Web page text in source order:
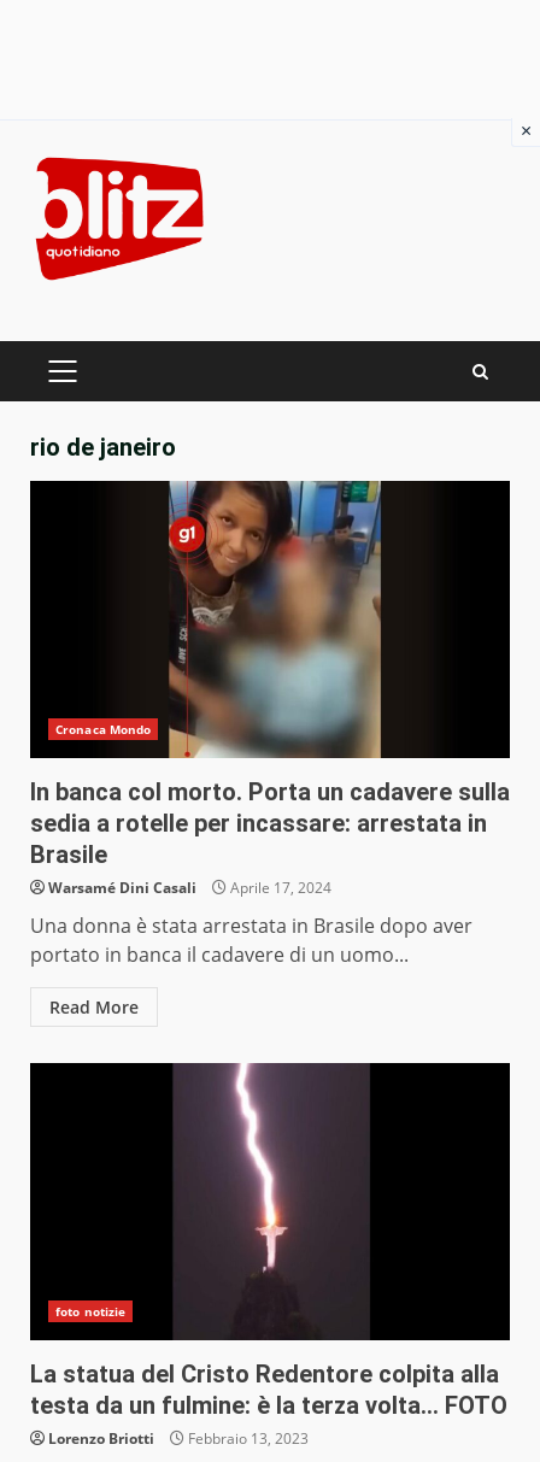
content
PRIMARY
rio de janeiro
Cronaca Mondo
In banca col morto. Porta un cadavere sulla
sedia a rotelle per incassare: arrestata in
Brasile
Warsamé Dini Casali Aprile 17, 2024
Una donna è stata arrestata in Brasile dopo aver
portato in banca il cadavere di un uomo...
Read More
foto notizie
La statua del Cristo Redentore colpita alla
testa da un fulmine: è la terza volta… FOTO
Lorenzo Briotti Febbraio 13, 2023
×